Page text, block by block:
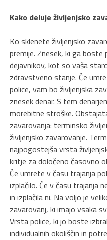
Kako deluje življenjsko
Ko sklenete življenjsko
premije. Znesek, ki ga boste
dejavnikov, kot so vaša
zdravstveno stanje. Če
police, vam bo življenjska
znesek denar. S tem
morebitne stroške.
zavarovanja: terminsko
življenjsko zavarovanje.
najpogostejša vrsta
kritje za določeno časovno
Če umrete v času trajanja
izplačilo. Če v času trajanja
in izplačila ni. Na voljo je
zavarovanj, ki imajo vsaka
Vrsta police, ki jo boste
individualnih okoliščin in